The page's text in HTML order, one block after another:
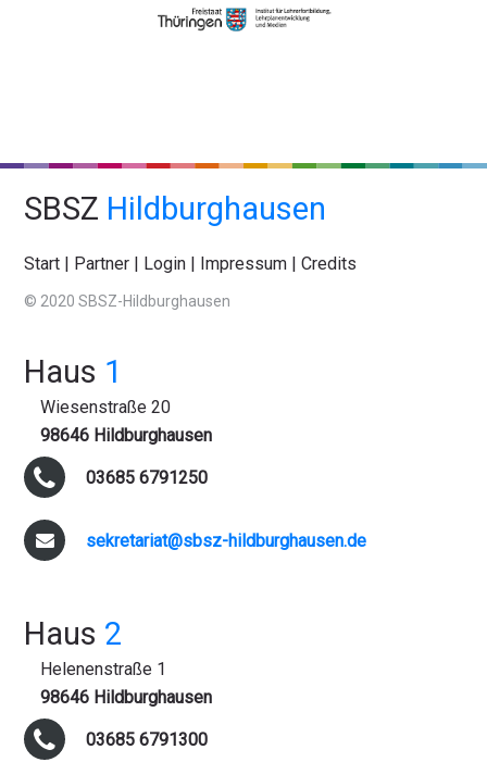
SBSZ Hildburghausen
Start Partner Login Impressum |Credits
© 2020 SBSZ-Hildburghausen
Haus 1
Wiesenstraße 20
98646 Hildburghausen
03685 6791250
sekretariat@sbsz-hildburghausen.de
Haus 2
Helenenstraße 1
98646 Hildburghausen
03685 6791300